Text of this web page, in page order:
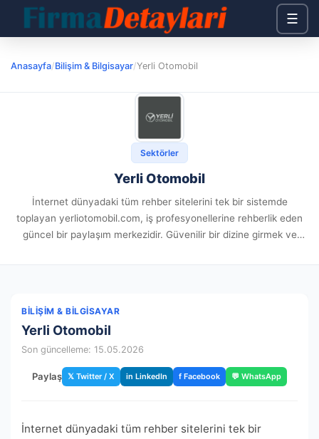
☰
Anasayfa/Bilişim & Bilgisayar/Yerli Otomobil
Sektörler
Yerli Otomobil
İnternet dünyadaki tüm rehber sitelerini tek bir sistemde
toplayan yerliotomobil.com, iş profesyonellerine rehberlik eden
güncel bir paylaşım merkezidir. Güvenilir bir dizine girmek ve
BILIŞIM & BILGISAYAR
Yerli Otomobil
Son güncelleme: 15.05.2026
Paylaş 𝕏 Twitter / X in LinkedIn f Facebook 💬 WhatsApp
İnternet dünyadaki tüm rehber sitelerini tek bir